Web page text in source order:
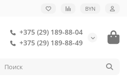
BYN
+375 (29) 189-88-04
+375 (29) 189-88-49